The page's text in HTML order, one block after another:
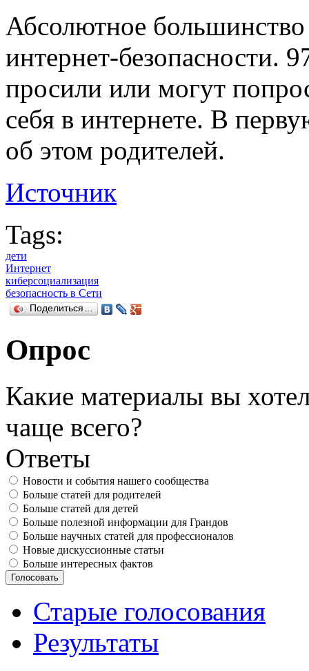
Абсолютное
интернет-безопасности.
просили или могут
себя в интернете. В
об этом родителей.
Источник
Tags:
дети
Интернет
киберсоциализация
безопасность в Сети
Поделиться…
Опрос
Какие материалы вы
чаще всего?
Ответы
Новости и события нашего сообщества
Больше статей для родителей
Больше статей для детей
Больше полезной информации для Грандов
Больше научных статей для профессионалов
Новые дискуссионные статьи
Больше интересных фактов
Старые голосования
Результаты